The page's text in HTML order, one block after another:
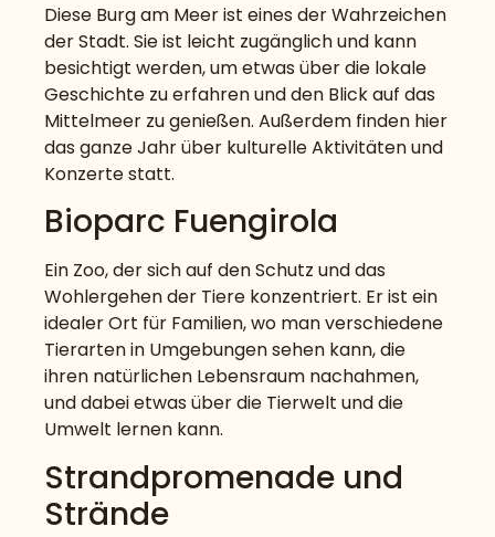
Diese Burg am Meer ist eines der Wahrzeichen
der Stadt. Sie ist leicht zugänglich und kann
besichtigt werden, um etwas über die lokale
Geschichte zu erfahren und den Blick auf das
Mittelmeer zu genießen. Außerdem finden hier
das ganze Jahr über kulturelle Aktivitäten und
Konzerte statt.
Bioparc Fuengirola
Ein Zoo, der sich auf den Schutz und das
Wohlergehen der Tiere konzentriert. Er ist ein
idealer Ort für Familien, wo man verschiedene
Tierarten in Umgebungen sehen kann, die
ihren natürlichen Lebensraum nachahmen,
und dabei etwas über die Tierwelt und die
Umwelt lernen kann.
Strandpromenade und
Strände